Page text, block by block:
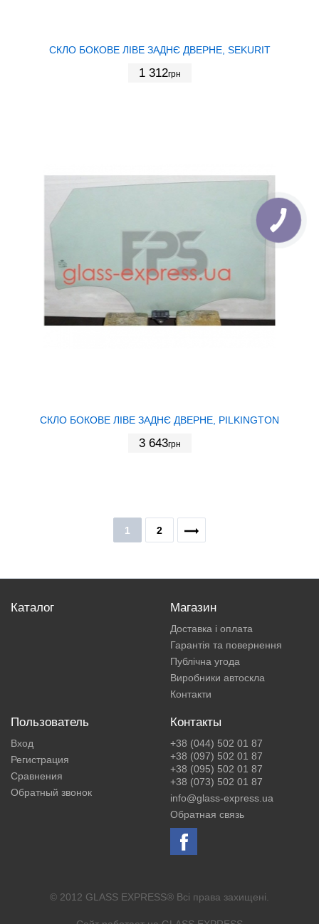
СКЛО БОКОВЕ ЛІВЕ ЗАДНЄ ДВЕРНЕ, SEKURIT
1 312грн
СКЛО БОКОВЕ ЛІВЕ ЗАДНЄ ДВЕРНЕ, PILKINGTON
3 643грн
1 2
Каталог Магазин
Доставка і оплата
Гарантія та повернення
Публічна угода
Виробники автоскла
Контакти
Пользователь
Вход
Регистрация
Сравнения
Обратный звонок
Контакты
+38 (044) 502 01 87
+38 (097) 502 01 87
+38 (095) 502 01 87
+38 (073) 502 01 87
info@glass-express.ua
Обратная связь
© 2012 GLASS EXPRESS® Всі права захищені.